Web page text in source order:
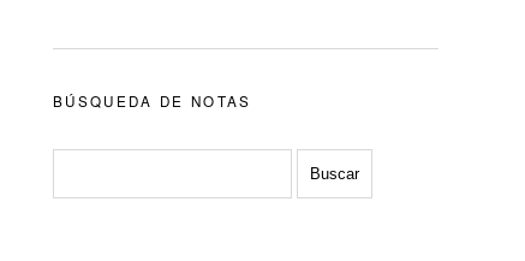
BÚSQUEDA DE NOTAS